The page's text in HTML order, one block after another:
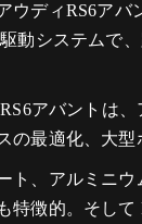
ウディRS6ア
動システムで
アバントは
の最適化、大
ト、アルミニ
特徴的。そし